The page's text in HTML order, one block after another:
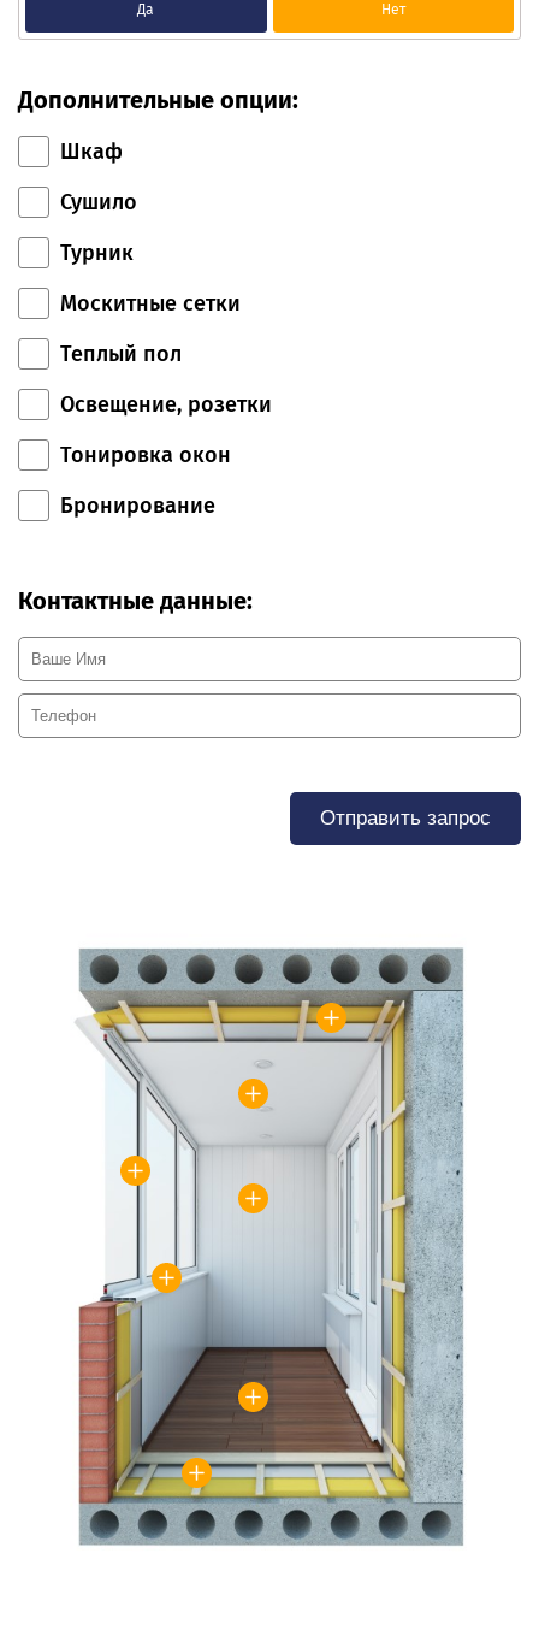
Да Нет
Дополнительные опции:
Шкаф
Сушило
Турник
Москитные сетки
Теплый пол
Освещение, розетки
Тонировка окон
Бронирование
Контактные данные:
Отправить запрос